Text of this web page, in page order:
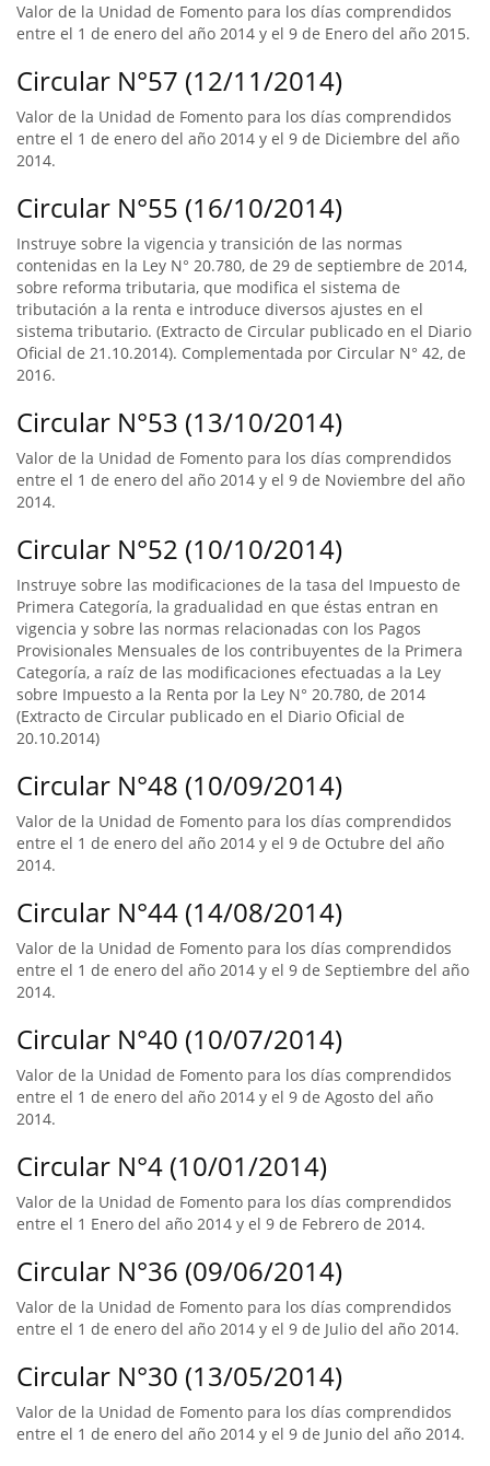
Valor de la Unidad de Fomento para los días comprendidos
entre el 1 de enero del año 2014 y el 9 de Enero del año 2015.
Circular N°57 (12/11/2014)
Valor de la Unidad de Fomento para los días comprendidos
entre el 1 de enero del año 2014 y el 9 de Diciembre del año
2014.
Circular N°55 (16/10/2014)
Instruye sobre la vigencia y transición de las normas
contenidas en la Ley N° 20.780, de 29 de septiembre de 2014,
sobre reforma tributaria, que modifica el sistema de
tributación a la renta e introduce diversos ajustes en el
sistema tributario. (Extracto de Circular publicado en el Diario
Oficial de 21.10.2014). Complementada por Circular N° 42, de
2016.
Circular N°53 (13/10/2014)
Valor de la Unidad de Fomento para los días comprendidos
entre el 1 de enero del año 2014 y el 9 de Noviembre del año
2014.
Circular N°52 (10/10/2014)
Instruye sobre las modificaciones de la tasa del Impuesto de
Primera Categoría, la gradualidad en que éstas entran en
vigencia y sobre las normas relacionadas con los Pagos
Provisionales Mensuales de los contribuyentes de la Primera
Categoría, a raíz de las modificaciones efectuadas a la Ley
sobre Impuesto a la Renta por la Ley N° 20.780, de 2014
(Extracto de Circular publicado en el Diario Oficial de
20.10.2014)
Circular N°48 (10/09/2014)
Valor de la Unidad de Fomento para los días comprendidos
entre el 1 de enero del año 2014 y el 9 de Octubre del año
2014.
Circular N°44 (14/08/2014)
Valor de la Unidad de Fomento para los días comprendidos
entre el 1 de enero del año 2014 y el 9 de Septiembre del año
2014.
Circular N°40 (10/07/2014)
Valor de la Unidad de Fomento para los días comprendidos
entre el 1 de enero del año 2014 y el 9 de Agosto del año
2014.
Circular N°4 (10/01/2014)
Valor de la Unidad de Fomento para los días comprendidos
entre el 1 Enero del año 2014 y el 9 de Febrero de 2014.
Circular N°36 (09/06/2014)
Valor de la Unidad de Fomento para los días comprendidos
entre el 1 de enero del año 2014 y el 9 de Julio del año 2014.
Circular N°30 (13/05/2014)
Valor de la Unidad de Fomento para los días comprendidos
entre el 1 de enero del año 2014 y el 9 de Junio del año 2014.